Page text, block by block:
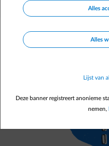
Alles
Alles
Lijst van
Deze banner registreert anonieme
nemen,